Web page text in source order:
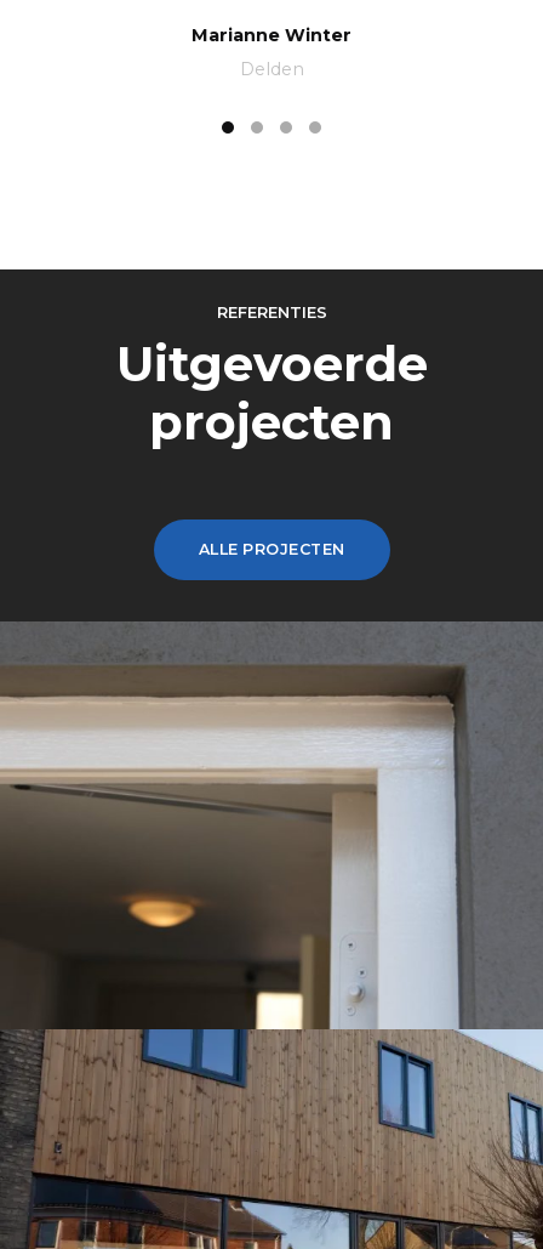
Marianne Winter
Delden
REFERENTIES
Uitgevoerde
projecten
ALLE PROJECTEN
Kozijnen -
Woning
Binnen- en
buitenschilderwerk |
Bedrijfspand |
Broodbode
Brinkstraat